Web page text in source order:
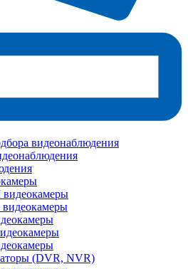
видеонаблюдения
(DVR, NVR)